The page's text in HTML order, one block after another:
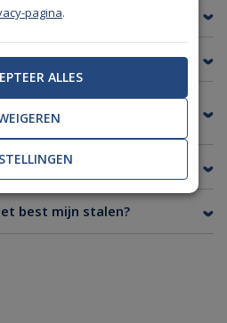
behangstaal?
een staal bestellen?
stalenservice
in huis?
best mijn stalen?
pagina.
ALLES